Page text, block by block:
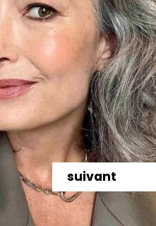
suivant